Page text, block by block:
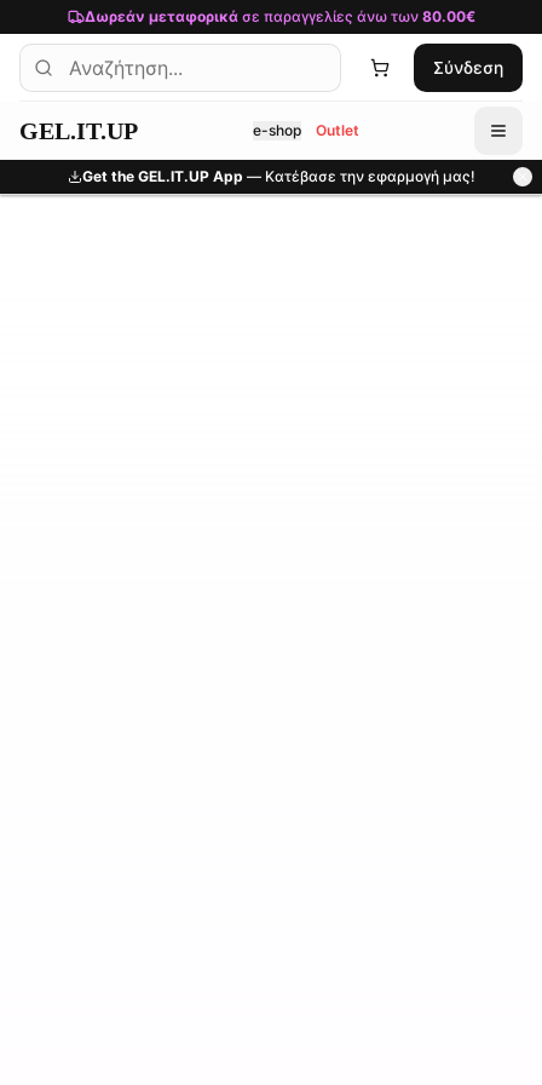
Μετάβαση στο κύριο περιεχόμενο
Δωρεάν μεταφορικάσε παραγγελίες άνω των 80.00€
Σύνδεση
GEL.IT.UP e-shop Outlet
Get the GEL.IT.UP App — Κατέβασε την εφαρμογή μας!